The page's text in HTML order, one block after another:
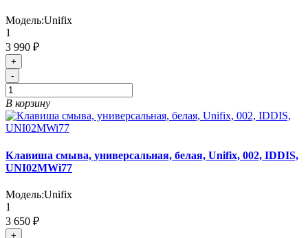
Модель:Unifix
1
3 990 ₽
+
-
В корзину
Клавиша смыва, универсальная, белая, Unifix, 002, IDDIS,
UNI02MWi77
Модель:Unifix
1
3 650 ₽
+